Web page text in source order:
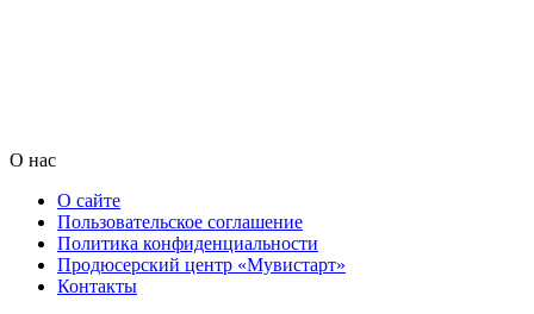
О нас
О сайте
Пользовательское соглашение
Политика конфиденциальности
Продюсерский центр «Мувистарт»
Контакты